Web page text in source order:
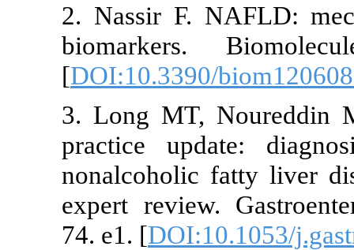
2. Nassir F.
[
3. Long MT,
practice
expert
74. e1. [